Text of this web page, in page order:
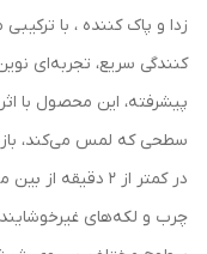
زدا و پاک کننده ، با
کنندگی سریع، تجربه‌ای
پیشرفته، این محصول با
سطحی که لمس می‌کند، باز
در کمتر از 2
چرب و لکه‌های